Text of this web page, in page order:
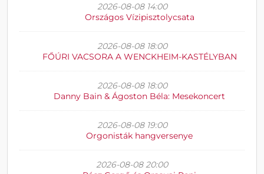
2026-08-08 14:00
Országos Vízipisztolycsata
2026-08-08 18:00
FŐÚRI VACSORA A WENCKHEIM-KASTÉLYBAN
2026-08-08 18:00
Danny Bain & Ágoston Béla: Mesekoncert
2026-08-08 19:00
Orgonisták hangversenye
2026-08-08 20:00